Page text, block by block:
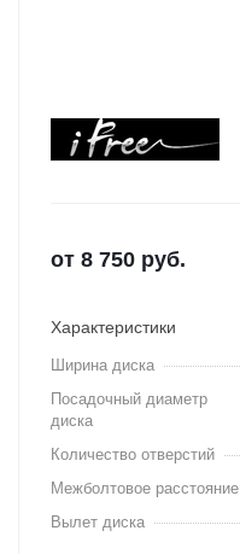
от 8 750 руб.
Характеристики
Ширина диска
Посадочный диаметр
диска
Количество отверстий
Межболтовое расстояние
Вылет диска